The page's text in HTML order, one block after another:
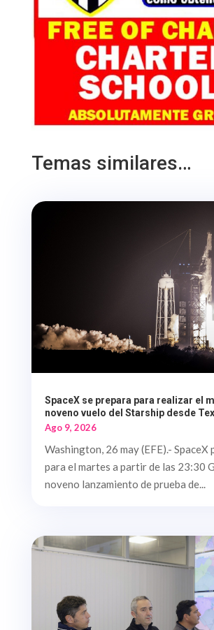
Temas similares…
SpaceX se prepara para realizar el
noveno vuelo del Starship desde
Ago 9, 2026
Washington, 26 may (EFE).- SpaceX
para el martes a partir de las 23:30
noveno lanzamiento de prueba de...